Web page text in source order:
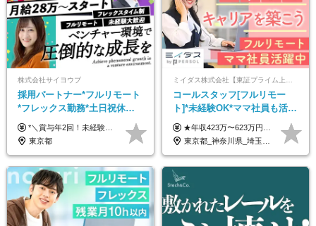
株式会社サイヨウブ
採用パートナー*フルリモート
*フレックス勤務*土日祝休み*
月給28万円～*産育休取得実績
あり*年間休日120日
*＼賞与年2回！未経験から月給28万円スタート／* ★昇給年12回あり！随時昇給のチャンス ◆月給28万～40万円＋賞与年2回＋各種インセンティブ ※経験・スキルを考慮の上、決定します ※試用期間6ヶ月間あり（期間中は月給26万円～になります。その他待遇等に差異はありません） ※月給には月35時間分の固定残業代含む（月5万4800円/超過分別途支給） ※ほとんどのメンバーが残業ゼロです！フレックスタイム制のため、自分の生活に合わせて調整できます。 ＼希望性で土曜日出勤あり／ お客様より「土曜日に応募者の対応をしてほしい」という ご要望を受けた際に、応募者対応⇒求職者との メッセージのやり取りなど、対応が発生する場合があります。 ※土曜日に出勤いただく場合は ・2時間稼働：4500円 ・4時間稼働：9000円 の給与が発生。勤務時間が4時間超えることは原則ありません。 短期間で高い給与をGETできるチャンスです♪
東京都
コールスタッフ[フルリモー
ト]*未経験OK*ママ社員も活躍
中*ブランクOK*全国どこでも
働ける
★年収423万〜623万円のモデルあり（想定時間外手当10時間分含む） ★半年に一度ドカンと支給のボーナスあり（半年に1度最大150万円） 月給25万円〜＋各種手当＋インセンティブ ＊リモートワーク手当（4000円/月） ＊リモートワーク一時金（1万5000円） ＊残業手当全額支給 ※経験・スキルにより月給を決定します ※試用期間：2ヵ月あり。期間中の雇用形態・給与・待遇に変更はありません 《頑張りはインセンティブとして還元！》 当社は5段階の評価制度を導入。 半期に1回の評価で最高ランク（5点）を獲得したメンバーには、 150万円のインセンティブを支給！ これが半年に一度のインセンティブとして支給されるため、 成果を出した分だけまとまった収入を得られる仕組みです。 【固定残業代について】 なし（残業代は、実際の労働時間に応じて別途全額支給）
東京都_神奈川県_埼玉県_千葉県_大阪府_愛知県_北海道_青森県_岩手県_宮城県_秋田県_山形県_福島県_茨城県_栃木県_群馬県_新潟県_山梨県_長野県_富山県_石川県_福井県_静岡県_岐阜県_三重県_兵庫県_京都府_滋賀県_奈良県_和歌山県_広島県_岡山県_鳥取県_島根県_山口県_徳島県_香川県_愛媛県_高知県_福岡県_熊本県_佐賀県_長崎県_大分県_宮崎県_鹿児島県_沖縄県